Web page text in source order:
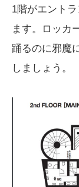
1階がエント
ます。ロッカ
踊るのに邪魔
しましょう。